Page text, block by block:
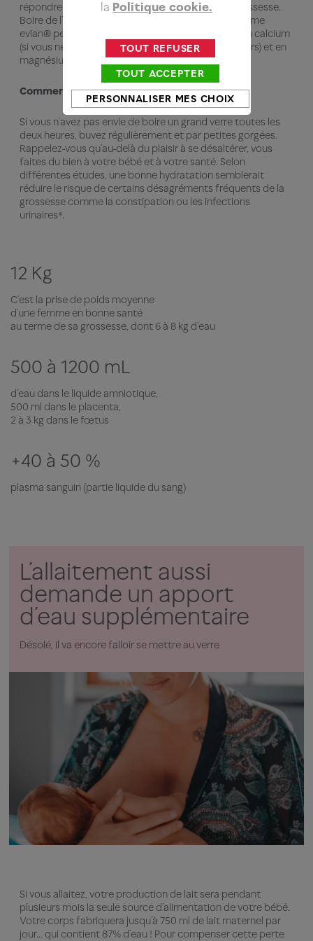
répondre à vos besoins physiologiques liés à la grossesse.
Boire de l’eau minérale faiblement minéralisée comme
evian® peut vous aider à compléter vos apports en calcium
(si vous ne mangez pas beaucoup de produits laitiers) et en
magnésium en cas de fatigue³⁴.
Comment boire davantage d’eau ?
Si vous n’avez pas envie de boire un grand verre toutes les
deux heures, buvez régulièrement et par petites gorgées.
Rappelez-vous qu’au-delà du plaisir à se désaltérer, vous
faites du bien à votre bébé et à votre santé. Selon
différentes études, une bonne hydratation semblerait
réduire le risque de certains désagréments fréquents de la
grossesse comme la constipation ou les infections
urinaires⁴.
12 Kg
C’est la prise de poids moyenne
d’une femme en bonne santé
au terme de sa grossesse, dont 6 à 8 kg d’eau
500 à 1200 mL
d’eau dans le liquide amniotique,
500 ml dans le placenta,
2 à 3 kg dans le fœtus
+40 à 50 %
plasma sanguin (partie liquide du sang)
L’allaitement aussi
demande un apport
d’eau supplémentaire
Désolé, il va encore falloir se mettre au verre
Si vous allaitez, votre production de lait sera pendant
plusieurs mois la seule source d’alimentation de votre bébé.
Votre corps fabriquera jusqu’à 750 ml de lait maternel par
jour… qui contient 87% d’eau ! Pour compenser cette perte
la Politique cookie.
TOUT REFUSER
TOUT ACCEPTER
PERSONNALISER MES CHOIX